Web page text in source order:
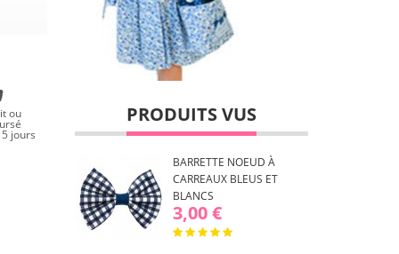
ou
jours
PRODUITS VUS
BARRETTE NOEUD À
CARREAUX BLEUS ET
BLANCS
3,00 €